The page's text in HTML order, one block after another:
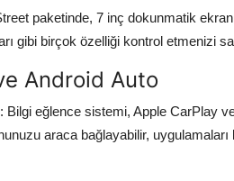
paketinde, 7 inç dokunmatik
gibi birçok özelliği kontrol etmenizi
Android Auto
: Bilgi eğlence sistemi, Apple CarPlay
araca bağlayabilir,